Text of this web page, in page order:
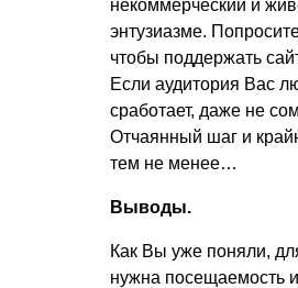
некоммерческий и
энтузиазме.
чтобы поддержать
Если аудитория Вас
сработает, даже не
Отчаянный шаг и
тем не менее…
Выводы.
Как Вы уже поняли,
нужна посещаемость и